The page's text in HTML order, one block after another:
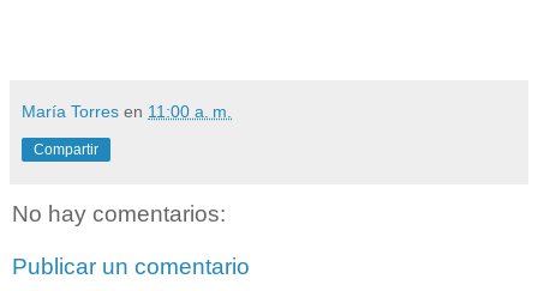
María Torres en 11:00 a. m.
Compartir
No hay comentarios:
Publicar un comentario